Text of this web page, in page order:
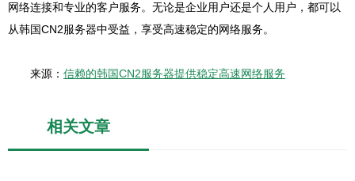
网络连接和专业的客户服务。无论是企业用户还是个人用户，都可以
从韩国CN2服务器中受益，享受高速稳定的网络服务。
来源： 信赖的韩国CN2服务器提供稳定高速网络服务
相关文章